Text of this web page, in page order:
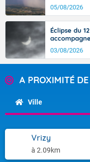
05/08/2026
Éclipse du
03/08/2026
A PROXIMITÉ
Ville
Vrizy
à 2.09km